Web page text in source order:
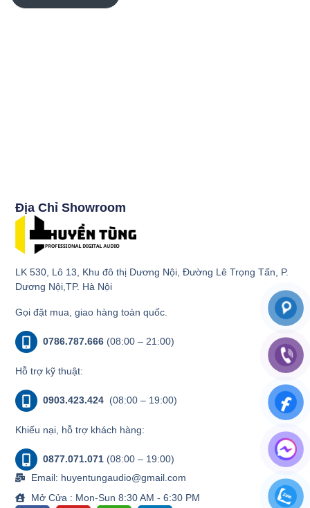
Địa Chỉ Showroom
LK 530, Lô 13, Khu đô thị Dương Nội, Đường Lê Trọng Tấn, P.
Dương Nội,TP. Hà Nội
Gọi đặt mua, giao hàng toàn quốc.
0786.787.666 (08:00 – 21:00)
Hỗ trợ kỹ thuật:
0903.423.424 (08:00 – 19:00)
Khiếu nại, hỗ trợ khách hàng:
0877.071.071 (08:00 – 19:00)
Email: huyentungaudio@gmail.com
Mở Cửa : Mon-Sun 8:30 AM - 6:30 PM